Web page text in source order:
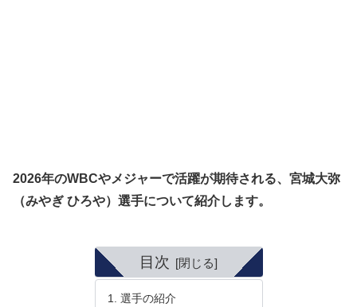
2026年のWBCやメジャーで活躍が期待される、宮城大弥
（みやぎ ひろや）選手について紹介します。
目次
選手の紹介